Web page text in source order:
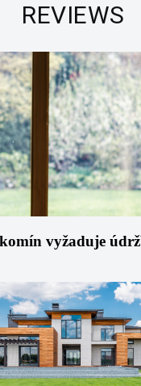
REVIEWS
vyžaduje